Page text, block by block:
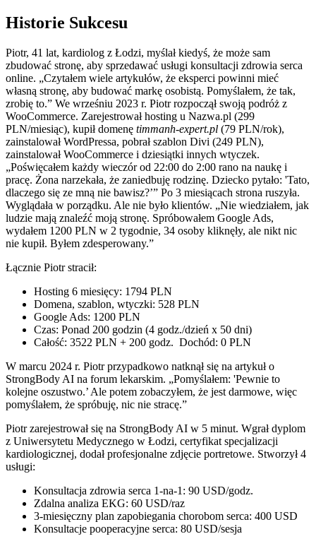
Historie Sukcesu
Piotr, 41 lat, kardiolog z Łodzi, myślał kiedyś, że może sam
zbudować stronę, aby sprzedawać usługi konsultacji zdrowia serca
online. „Czytałem wiele artykułów, że eksperci powinni mieć
własną stronę, aby budować markę osobistą. Pomyślałem, że tak,
zrobię to.” We wrześniu 2023 r. Piotr rozpoczął swoją podróż z
WooCommerce. Zarejestrował hosting u Nazwa.pl (299
PLN/miesiąc), kupił domenę timmanh-expert.pl (79 PLN/rok),
zainstalował WordPressa, pobrał szablon Divi (249 PLN),
zainstalował WooCommerce i dziesiątki innych wtyczek.
„Poświęcałem każdy wieczór od 22:00 do 2:00 rano na naukę i
pracę. Żona narzekała, że zaniedbuję rodzinę. Dziecko pytało: 'Tato,
dlaczego się ze mną nie bawisz?’” Po 3 miesiącach strona ruszyła.
Wyglądała w porządku. Ale nie było klientów. „Nie wiedziałem, jak
ludzie mają znaleźć moją stronę. Spróbowałem Google Ads,
wydałem 1200 PLN w 2 tygodnie, 34 osoby kliknęły, ale nikt nic
nie kupił. Byłem zdesperowany.”
Łącznie Piotr stracił:
Hosting 6 miesięcy: 1794 PLN
Domena, szablon, wtyczki: 528 PLN
Google Ads: 1200 PLN
Czas: Ponad 200 godzin (4 godz./dzień x 50 dni)
Całość: 3522 PLN + 200 godz. Dochód: 0 PLN
W marcu 2024 r. Piotr przypadkowo natknął się na artykuł o
StrongBody AI na forum lekarskim. „Pomyślałem: 'Pewnie to
kolejne oszustwo.’ Ale potem zobaczyłem, że jest darmowe, więc
pomyślałem, że spróbuję, nic nie stracę.”
Piotr zarejestrował się na StrongBody AI w 5 minut. Wgrał dyplom
z Uniwersytetu Medycznego w Łodzi, certyfikat specjalizacji
kardiologicznej, dodał profesjonalne zdjęcie portretowe. Stworzył 4
usługi:
Konsultacja zdrowia serca 1-na-1: 90 USD/godz.
Zdalna analiza EKG: 60 USD/raz
3-miesięczny plan zapobiegania chorobom serca: 400 USD
Konsultacje pooperacyjne serca: 80 USD/sesja